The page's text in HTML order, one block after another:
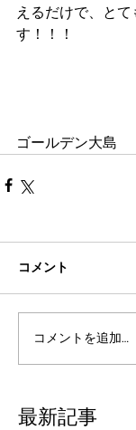
えるだけで、と
す！！！
ゴールデン大島
コメント
コメントを追加…
最新記事